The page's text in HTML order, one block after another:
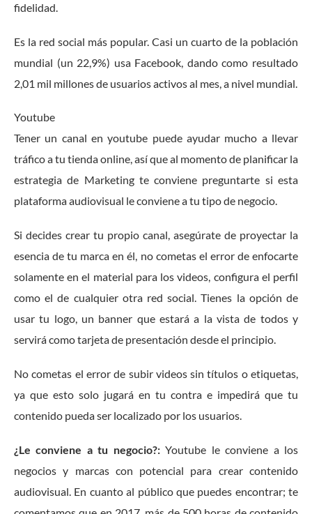
fidelidad.
Es la red social más popular. Casi un cuarto de la población
mundial (un 22,9%) usa Facebook, dando como resultado
2,01 mil millones de usuarios activos al mes, a nivel mundial.
Youtube
Tener un canal en youtube puede ayudar mucho a llevar
tráfico a tu tienda online, así que al momento de planificar la
estrategia de Marketing te conviene preguntarte si esta
plataforma audiovisual le conviene a tu tipo de negocio.
Si decides crear tu propio canal, asegúrate de proyectar la
esencia de tu marca en él, no cometas el error de enfocarte
solamente en el material para los videos, configura el perfil
como el de cualquier otra red social. Tienes la opción de
usar tu logo, un banner que estará a la vista de todos y
servirá como tarjeta de presentación desde el principio.
No cometas el error de subir videos sin títulos o etiquetas,
ya que esto solo jugará en tu contra e impedirá que tu
contenido pueda ser localizado por los usuarios.
¿Le conviene a tu negocio?:Youtube le conviene a los
negocios y marcas con potencial para crear contenido
audiovisual. En cuanto al público que puedes encontrar; te